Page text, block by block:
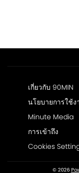
เกี่ยวกับ 90MIN
นโยบายการใช้ง
Minute Media
การเข้าถึง
Cookies
© 2026